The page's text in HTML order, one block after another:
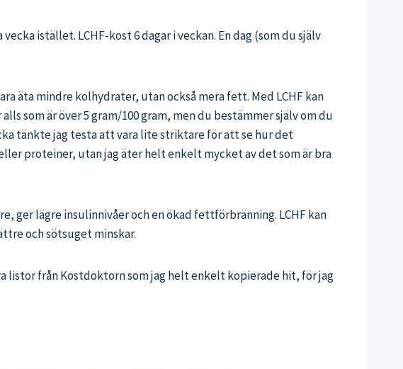
istället. LCHF-kost 6 dagar i veckan. En dag (som du själv
äta mindre kolhydrater, utan också mera fett. Med LCHF kan
som är över 5 gram/100 gram, men du bestämmer själv om du
tänkte jag testa att vara lite striktare för att se hur det
proteiner, utan jag äter helt enkelt mycket av det som är bra
ger lägre insulinnivåer och en ökad fettförbränning. LCHF kan
och sötsuget minskar.
listor från Kostdoktorn som jag helt enkelt kopierade hit, för jag